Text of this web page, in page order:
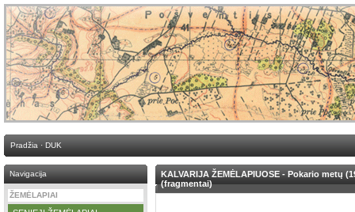
Pradžia · DUK
Navigacija
ŽEMĖLAPIAI
KALVARIJA ŽEMĖLAPIUOSE - Pokario metų
(fragmentai)